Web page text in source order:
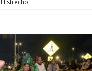
para las
Emol
de 1.600
entre
durante
Estrecho